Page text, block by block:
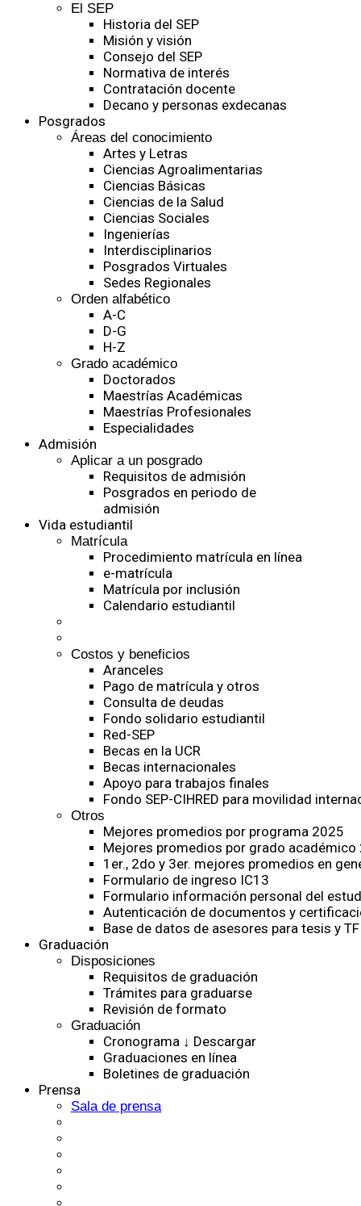
El SEP
Historia del SEP
Misión y visión
Consejo del SEP
Normativa de interés
Contratación docente
Decano y personas exdecanas
Posgrados
Áreas del conocimiento
Artes y Letras
Ciencias Agroalimentarias
Ciencias Básicas
Ciencias de la Salud
Ciencias Sociales
Ingenierías
Interdisciplinarios
Posgrados Virtuales
Sedes Regionales
Orden alfabético
A-C
D-G
H-Z
Grado académico
Doctorados
Maestrías Académicas
Maestrías Profesionales
Especialidades
Admisión
Aplicar a un posgrado
Requisitos de admisión
Posgrados en periodo de
admisión
Vida estudiantil
Matrícula
Procedimiento matrícula en línea
e-matrícula
Matrícula por inclusión
Calendario estudiantil
Costos y beneficios
Aranceles
Pago de matrícula y otros
Consulta de deudas
Fondo solidario estudiantil
Red-SEP
Becas en la UCR
Becas internacionales
Apoyo para trabajos finales
Fondo SEP-CIHRED para movilidad
Otros
Mejores promedios por programa 2025
Mejores promedios por grado académico
1er., 2do y 3er. mejores promedios en
Formulario de ingreso IC13
Formulario información personal del
Autenticación de documentos y
Base de datos de asesores para tesis y
Graduación
Disposiciones
Requisitos de graduación
Trámites para graduarse
Revisión de formato
Graduación
Cronograma ↓ Descargar
Graduaciones en línea
Boletines de graduación
Prensa
Sala de prensa